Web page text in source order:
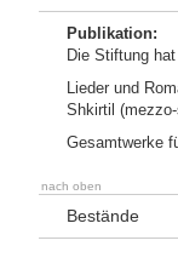
Publikation:
Die Stiftung
Lieder und
Shkirtil
Gesamtwerke
nach oben
Bestände